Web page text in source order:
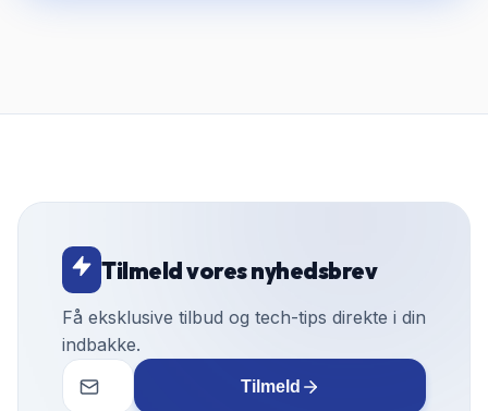
Tilmeld vores nyhedsbrev
Få eksklusive tilbud og tech-tips direkte i din
indbakke.
Tilmeld